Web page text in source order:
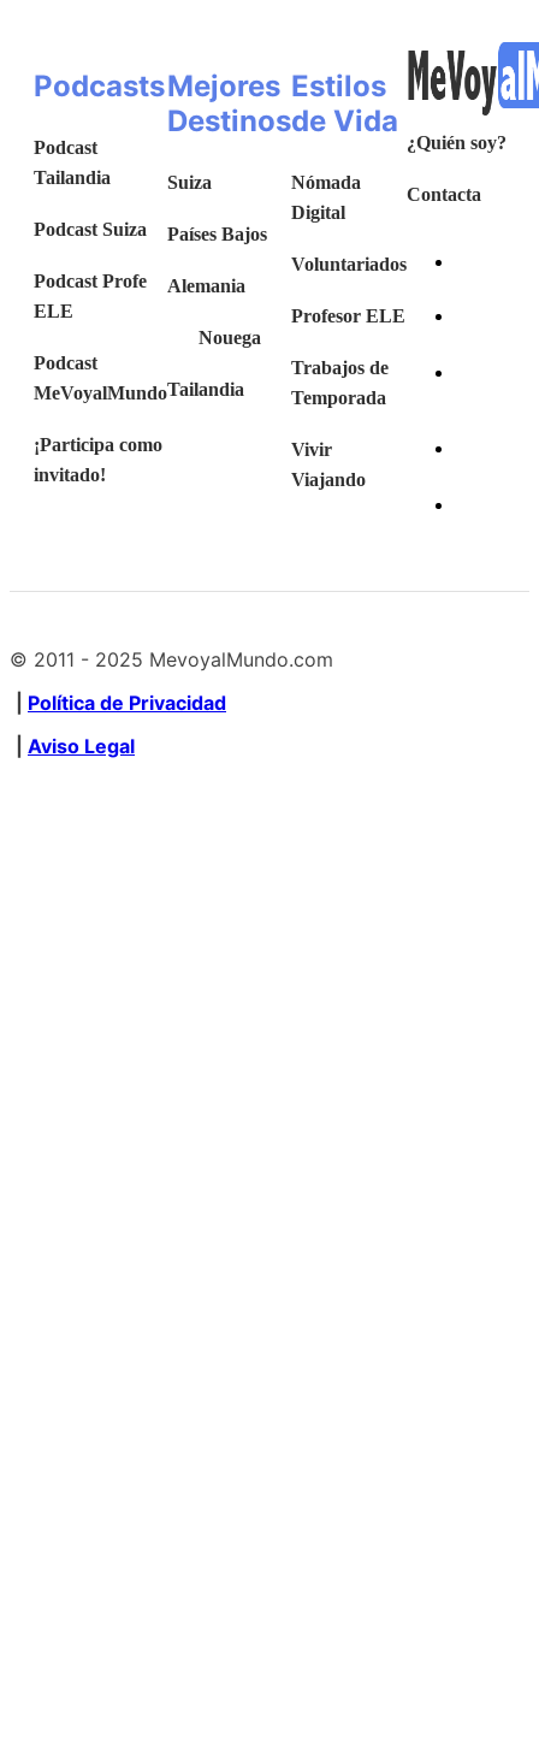
Podcasts
Podcast
Tailandia
Podcast Suiza
Podcast Profe
ELE
Podcast
MeVoyalMundo
¡Participa como
invitado!
Mejores
Destinos
Suiza
Países Bajos
Alemania
Nouega
Tailandia
Estilos
de Vida
Nómada
Digital
Voluntariados
Profesor ELE
Trabajos de
Temporada
Vivir
Viajando
¿Quién soy?
Contacta
© 2011 - 2025 MevoyalMundo.com
Política de Privacidad
Aviso Legal